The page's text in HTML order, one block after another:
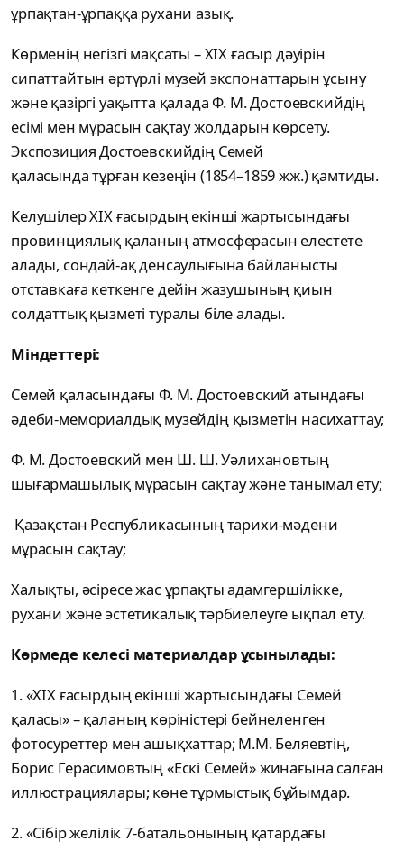
ұрпақтан-ұрпаққа рухани азық.
Көрменің негізгі мақсаты – XIXғасыр дәуірін
сипаттайтын әртүрлі музей экспонаттарын ұсыну
және қазіргі уақытта қалада Ф. М. Достоевскийдің
есімі мен мұрасын сақтау жолдарын көрсету.
Экспозиция Достоевскийдің Семей
қаласындатұрған кезеңін (1854–1859жж.)қамтиды.
Келушілер XIX ғасырдың екінші жартысындағы
провинциялық қаланыңатмосферасын елестете
алады, сондай-ақ денсаулығына байланысты
отставкаға кеткенге дейін жазушының қиын
солдаттық қызметі туралы біле алады.
Міндеттері:
Семей қаласындағы Ф. М. Достоевский атындағы
әдеби-мемориалдық музейдің қызметін насихаттау;
Ф. М. Достоевский мен Ш. Ш. Уәлихановтың
шығармашылық мұрасын сақтау және танымал ету;
Қазақстан Республикасыныңтарихи-мәдени
мұрасын сақтау;
Халықты, әсіресе жас ұрпақты адамгершілікке,
рухани және эстетикалықтәрбиелеуге ықпал ету.
Көрмеде келесі материалдар ұсынылады:
1.«XIXғасырдың екінші жартысындағы Семей
қаласы»–қаланың көріністері бейнеленген
фотосуреттер менашықхаттар; М.М.Беляевтің,
Борис Герасимовтың«Ескі Семей»жинағына салған
иллюстрациялары; көнетұрмыстық бұйымдар.
2.«Сібір желілік 7-батальонының қатардағы